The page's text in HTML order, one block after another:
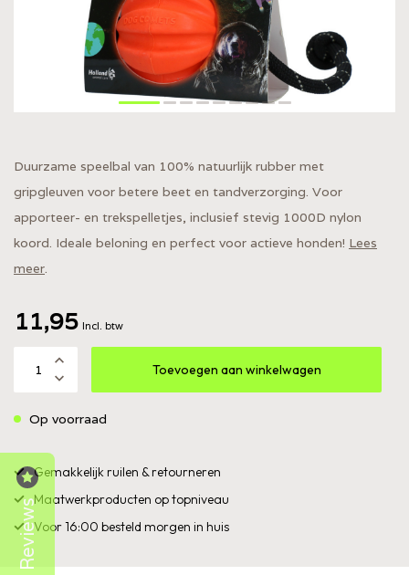
Duurzame speelbal van 100% natuurlijk rubber met
gripgleuven voor betere beet en tandverzorging. Voor
apporteer- en trekspelletjes, inclusief stevig 1000D nylon
koord. Ideale beloning en perfect voor actieve honden! Lees
meer.
11,95 Incl. btw
Toevoegen aan winkelwagen
Op voorraad
Gemakkelijk ruilen & retourneren
Maatwerkproducten op topniveau
Voor 16:00 besteld morgen in huis
Reviews